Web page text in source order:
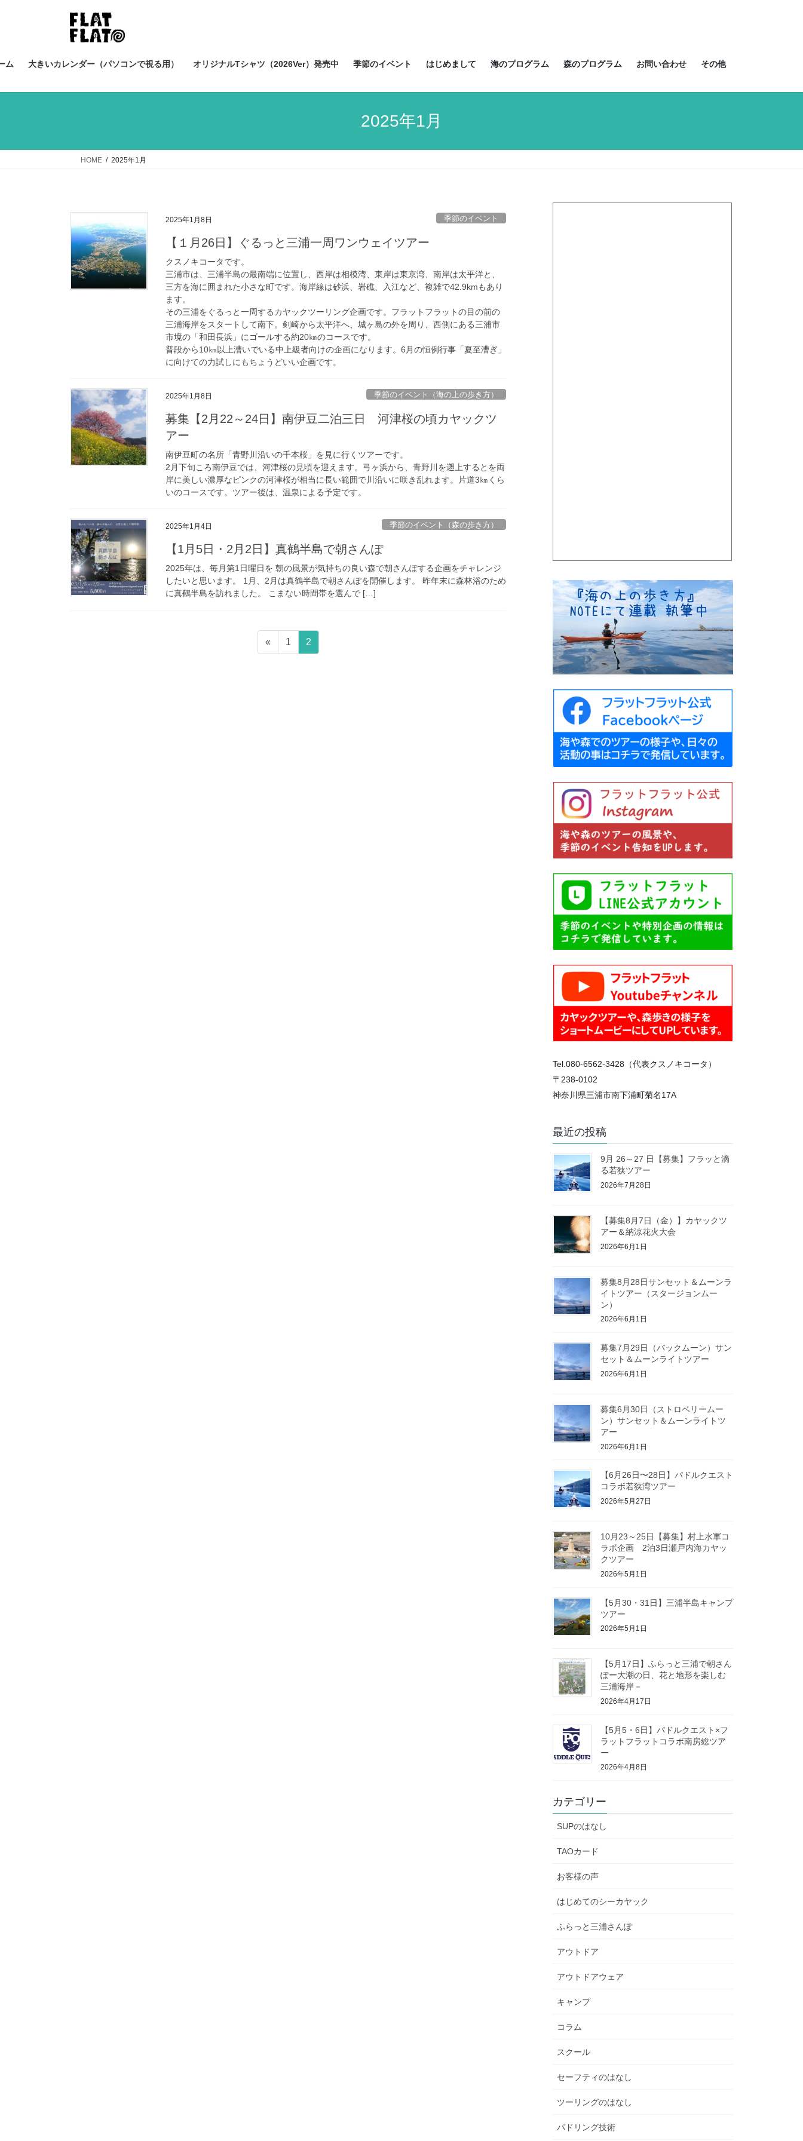
ツ
ス
シ
ン
ム 大きいカレンダー（パソコンで視る用） オリジナルTシャツ（2026Ver）発売中 季節のイベント はじめまして 海のプログラム 森のプログラム お問い合わせ その他
2025年1月
HOME 2025年1月
2025年1月8日 季節のイベント
【１月26日】ぐるっと三浦一周ワンウェイツアー
クスノキコータです。
三浦市は、三浦半島の最南端に位置し、西岸は相模湾、東岸は東京湾、南岸は太平洋と、
三方を海に囲まれた小さな町です。海岸線は砂浜、岩礁、入江など、複雑で42.9kmもあり
ます。
その三浦をぐるっと一周するカヤックツーリング企画です。フラットフラットの目の前の
三浦海岸をスタートして南下。剣崎から太平洋へ、城ヶ島の外を周り、西側にある三浦市
市境の「和田長浜」にゴールする約20㎞のコースです。
普段から10㎞以上漕いでいる中上級者向けの企画になります。6月の恒例行事「夏至漕ぎ」
に向けての力試しにもちょうどいい企画です。
2025年1月8日 季節のイベント（海の上の歩き方）
募集【2月22～24日】南伊豆二泊三日 河津桜の頃カヤックツ
アー
南伊豆町の名所「青野川沿いの千本桜」を見に行くツアーです。
2月下旬ころ南伊豆では、河津桜の見頃を迎えます。弓ヶ浜から、青野川を遡上するとを両
岸に美しい濃厚なピンクの河津桜が相当に長い範囲で川沿いに咲き乱れます。片道3㎞くら
いのコースです。ツアー後は、温泉による予定です。
2025年1月4日 季節のイベント（森の歩き方）
【1月5日・2月2日】真鶴半島で朝さんぽ
2025年は、毎月第1日曜日を 朝の風景が気持ちの良い森で朝さんぽする企画をチャレンジ
したいと思います。 1月、2月は真鶴半島で朝さんぽを開催します。 昨年末に森林浴のため
に真鶴半島を訪れました。 こまない時間帯を選んで […]
«
固
定
1
固
定
2
Tel.080-6562-3428（代表クスノキコータ）
〒238-0102
神奈川県三浦市南下浦町菊名17A
最近の投稿
9月 26～27 日【募集】フラッと滴
る若狭ツアー
2026年7月28日
【募集8月7日（金）】カヤックツ
アー＆納涼花火大会
2026年6月1日
募集8月28日サンセット＆ムーンラ
イトツアー（スタージョンムー
ン）
2026年6月1日
募集7月29日（バックムーン）サン
セット＆ムーンライトツアー
2026年6月1日
募集6月30日（ストロベリームー
ン）サンセット＆ムーンライトツ
アー
2026年6月1日
【6月26日〜28日】パドルクエスト
コラボ若狭湾ツアー
2026年5月27日
10月23～25日【募集】村上水軍コ
ラボ企画 2泊3日瀬戸内海カヤッ
クツアー
2026年5月1日
【5月30・31日】三浦半島キャンプ
ツアー
2026年5月1日
【5月17日】ふらっと三浦で朝さん
ぽー大潮の日、花と地形を楽しむ
三浦海岸－
2026年4月17日
【5月5・6日】パドルクエスト×フ
ラットフラットコラボ南房総ツア
ー
2026年4月8日
カテゴリー
SUPのはなし
TAOカード
お客様の声
はじめてのシーカヤック
ふらっと三浦さんぽ
アウトドア
アウトドアウェア
キャンプ
コラム
スクール
セーフティのはなし
ツーリングのはなし
パドリング技術